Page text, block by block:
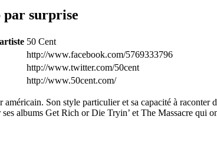
par surprise
50 Cent
http://www.facebook.com/5769333796
http://www.twitter.com/50cent
http://www.50cent.com/
Son style particulier et sa capacité à raconter
albums Get Rich or Die Tryin’ et The Massacre qui